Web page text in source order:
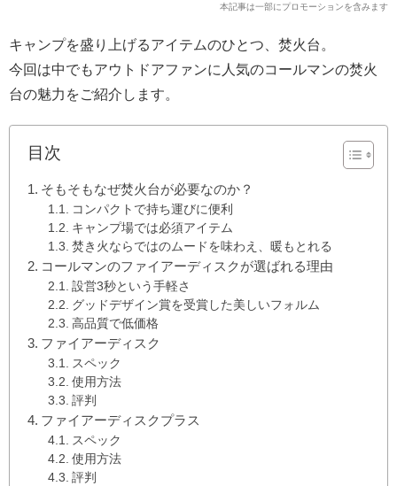
本記事は一部にプロモーションを含みます
キャンプを盛り上げるアイテムのひとつ、焚火台。
今回は中でもアウトドアファンに人気のコールマンの焚火
台の魅力をご紹介します。
目次
そもそもなぜ焚火台が必要なのか？
コンパクトで持ち運びに便利
キャンプ場では必須アイテム
焚き火ならではのムードを味わえ、暖もとれる
コールマンのファイアーディスクが選ばれる理由
設営3秒という手軽さ
グッドデザイン賞を受賞した美しいフォルム
高品質で低価格
ファイアーディスク
スペック
使用方法
評判
ファイアーディスクプラス
スペック
使用方法
評判